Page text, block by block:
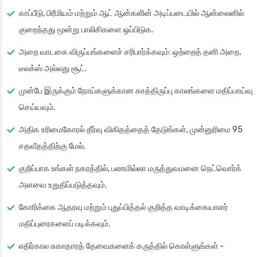
காப்பீடு, பிரீமியம் மற்றும் ஆட் ஆன்களின் அடிப்படையில் ஆன்லைனில்
குறைந்தது மூன்று பாலிசிகளை ஒப்பிடுக.
அறை வாடகை விருப்பங்களைச் சரிபார்க்கவும்: ஒற்றைத் தனி அறை,
டீலக்ஸ் அல்லது சூட்.
முன்பே இருக்கும் நோய்களுக்கான காத்திருப்பு காலங்களை மதிப்பாய்வு
செய்யவும்.
அதிக உரிமைகோரல் தீர்வு விகிதத்தைத் தேடுங்கள், முன்னுரிமை 95
சதவீதத்திற்கு மேல்.
குறிப்பாக உங்கள் நகரத்தில், பணமில்லா மருத்துவமனை நெட்வொர்க்
அளவை உறுதிப்படுத்தவும்.
கோரிக்கை ஆதரவு மற்றும் புதுப்பித்தல் குறித்த வாடிக்கையாளர்
மதிப்புரைகளைப் படிக்கவும்.
எதிர்கால சுகாதாரத் தேவைகளைக் கருத்தில் கொள்ளுங்கள் -